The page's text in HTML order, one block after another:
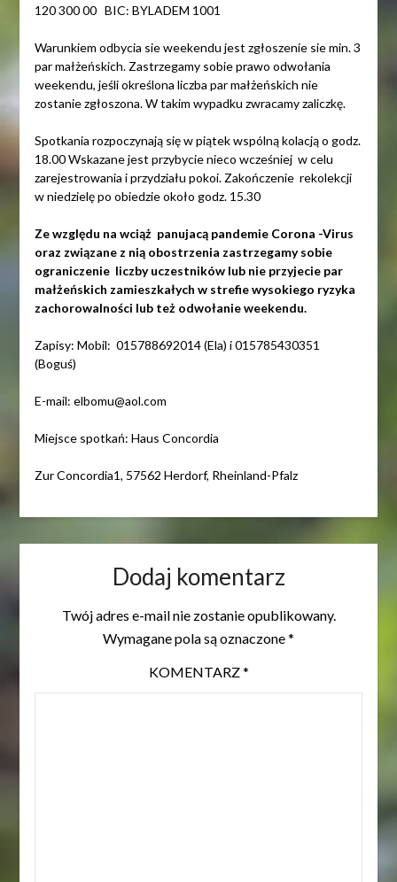
120 300 00 BIC: BYLADEM 1001
Warunkiem odbycia sie weekendu jest zgłoszenie sie min. 3
par małżeńskich. Zastrzegamy sobie prawo odwołania
weekendu, jeśli określona liczba par małżeńskich nie
zostanie zgłoszona. W takim wypadku zwracamy zaliczkę.
Spotkania rozpoczynają się w piątek wspólną kolacją o godz.
18.00 Wskazane jest przybycie nieco wcześniej w celu
zarejestrowania i przydziału pokoi. Zakończenie rekolekcji
w niedzielę po obiedzie około godz. 15.30
Ze względu na wciąż panujacą pandemie Corona -Virus
oraz związane z nią obostrzenia zastrzegamy sobie
ograniczenie liczby uczestników lub nie przyjecie par
małżeńskich zamieszkałych w strefie wysokiego ryzyka
zachorowalności lub też odwołanie weekendu.
Zapisy: Mobil: 015788692014 (Ela) i 015785430351
(Boguś)
E-mail: elbomu@aol.com
Miejsce spotkań: Haus Concordia
Zur Concordia1, 57562 Herdorf, Rheinland-Pfalz
Dodaj komentarz
Twój adres e-mail nie zostanie opublikowany.
Wymagane pola są oznaczone*
KOMENTARZ*